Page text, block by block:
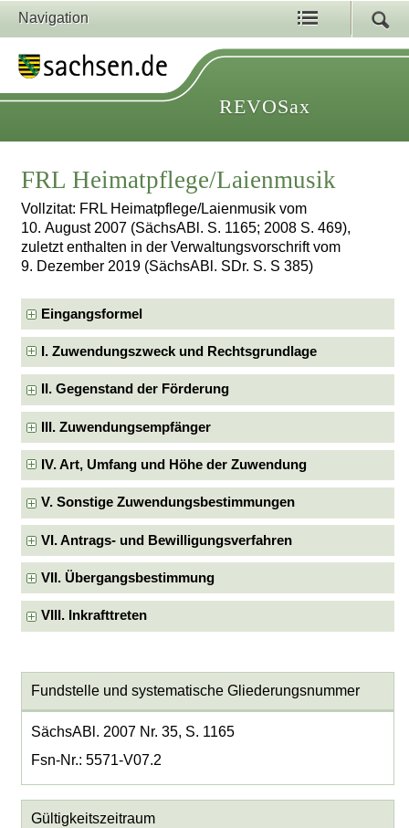
Navigation
REVOSax
FRL Heimatpflege/Laienmusik
Vollzitat: FRL Heimatpflege/Laienmusik vom
10. August 2007 (SächsABl. S. 1165; 2008 S. 469),
zuletzt enthalten in der Verwaltungsvorschrift vom
9. Dezember 2019 (SächsABl. SDr. S. S 385)
Eingangsformel
I. Zuwendungszweck und Rechtsgrundlage
II. Gegenstand der Förderung
III. Zuwendungsempfänger
IV. Art, Umfang und Höhe der Zuwendung
V. Sonstige Zuwendungsbestimmungen
VI. Antrags- und Bewilligungsverfahren
VII. Übergangsbestimmung
VIII. Inkrafttreten
Fundstelle und systematische Gliederungsnummer
SächsABl. 2007 Nr. 35, S. 1165
Fsn-Nr.: 5571-V07.2
Gültigkeitszeitraum